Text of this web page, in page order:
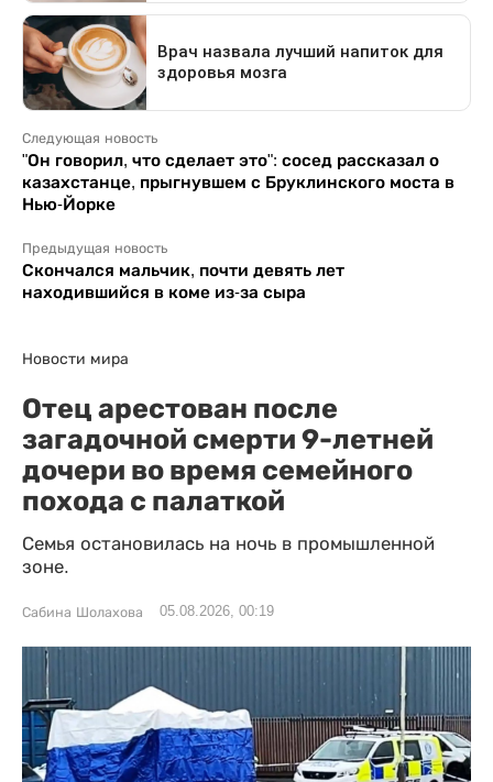
Следующая новость
"Он говорил, что сделает это": сосед рассказал о
казахстанце, прыгнувшем с Бруклинского моста в
Нью-Йорке
Предыдущая новость
Скончался мальчик, почти девять лет
находившийся в коме из-за сыра
Новости мира
Отец арестован после
загадочной смерти 9-летней
дочери во время семейного
похода с палаткой
Семья остановилась на ночь в промышленной
зоне.
Сабина Шолахова 05.08.2026, 00:19